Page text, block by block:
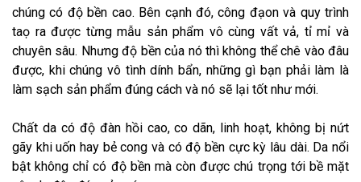
chúng có độ bền cao. Bên cạnh đó, công đạon và quy trình
taọ ra được từng mẫu sản phẩm vô cùng vất vả, tỉ mỉ và
chuyên sâu. Nhưng độ bền của nó thì không thể chê vào đâu
được, khi chúng vô tình dính bẩn, những gì bạn phải làm là
làm sạch sản phẩm đúng cách và nó sẽ lại tốt như mới.
Chất da có độ đàn hồi cao, co dãn, linh hoạt, không bị nứt
gãy khi uốn hay bẻ cong và có độ bền cực kỳ lâu dài. Da nổi
bật không chỉ có độ bền mà còn được chú trọng tới bề mặt